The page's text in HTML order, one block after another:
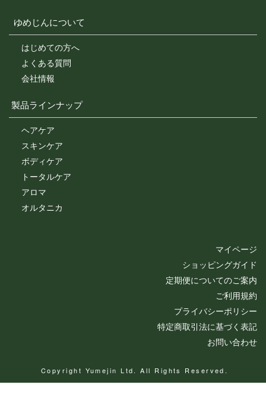
ゆめじんについて
はじめての方へ
よくある質問
会社情報
製品ラインナップ
ヘアケア
スキンケア
ボディケア
トータルケア
アロマ
オルタニカ
マイページ
ショッピングガイド
定期便についてのご案内
ご利用規約
プライバシーポリシー
特定商取引法に基づく表記
お問い合わせ
Copyright Yumejin Ltd. All Rights Reserved.